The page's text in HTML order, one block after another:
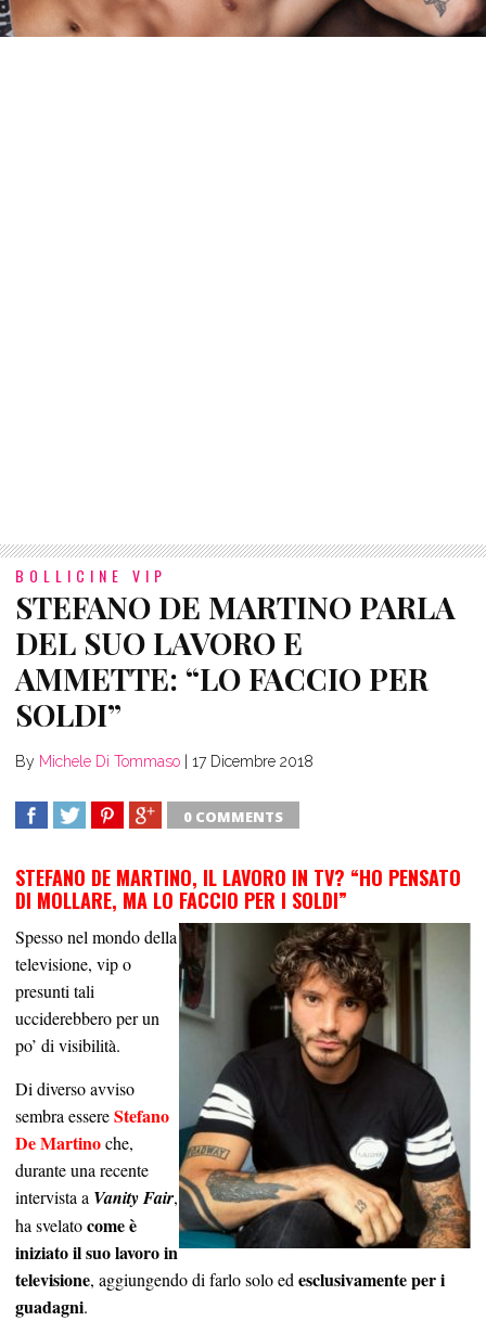
BOLLICINE VIP
STEFANO DE MARTINO PARLA
DEL SUO LAVORO E
AMMETTE: “LO FACCIO PER
SOLDI”
By Michele Di Tommaso 17 Dicembre 2018
0 COMMENTS
STEFANO DE MARTINO, IL LAVORO IN TV? “HO PENSATO
DI MOLLARE, MA LO FACCIO PER I SOLDI”
Spesso nel mondo della
televisione, vip o
presunti tali
ucciderebbero per un
po’ di visibilità.
Di diverso avviso
sembra essereStefano
De Martinoche,
durante una recente
intervista a Vanity Fair,
ha svelatocome è
iniziato il suo lavoro in
televisione, aggiungendo di farlo solo edesclusivamente per i
guadagni.